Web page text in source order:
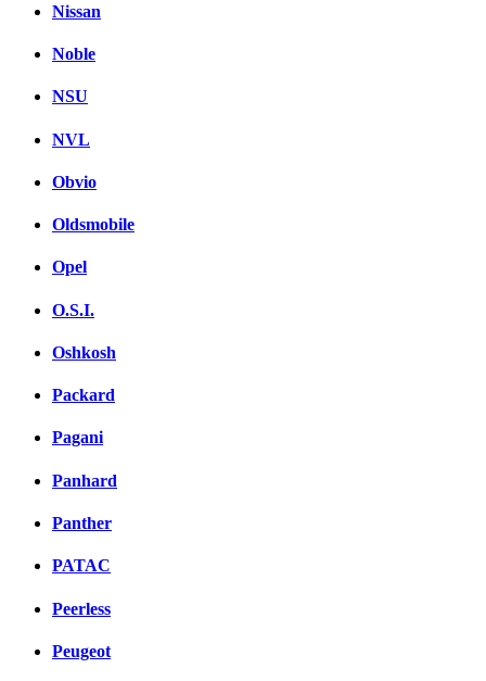
Nissan
Noble
NSU
NVL
Obvio
Oldsmobile
Opel
O.S.I.
Oshkosh
Packard
Pagani
Panhard
Panther
PATAC
Peerless
Peugeot